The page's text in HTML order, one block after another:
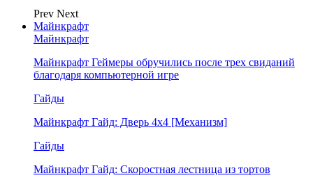
Prev Next
Майнкрафт
Майнкрафт
Майнкрафт Геймеры обручились после трех свиданий
благодаря компьютерной игре
Гайды
Майнкрафт Гайд: Дверь 4х4 [Механизм]
Гайды
Майнкрафт Гайд: Скоростная лестница из тортов